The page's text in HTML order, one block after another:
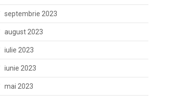
septembrie 2023
august 2023
iulie 2023
iunie 2023
mai 2023